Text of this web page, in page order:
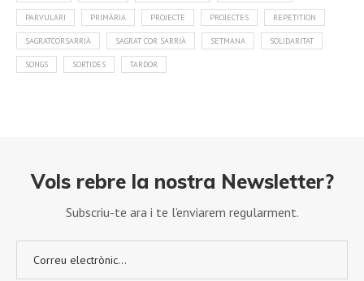
PARVULARI PRIMÀRIA PROJECTE PROJECTES REPETITION
SAGRATCORSARRIÀ SAGRAT COR SARRIÀ SETMANA SOLIDARITAT
SONGS SORTIDES TARDOR
Vols rebre la nostra Newsletter?
Subscriu-te ara i te l’enviarem regularment.